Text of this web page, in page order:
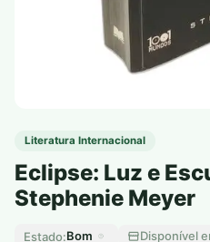
Literatura Internacional
Eclipse: Luz e
Stephenie Meyer
Estado:Bom Disponível